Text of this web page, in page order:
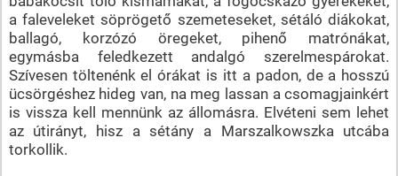
a faleveleket söprögető szemeteseket, sétáló diákokat,
ballagó, korzózó öregeket, pihenő matrónákat,
egymásba feledkezett andalgó szerelmespárokat.
Szívesen töltenénk el órákat is itt a padon, de a hosszú
ücsörgéshez hideg van, na meg lassan a csomagjainkért
is vissza kell mennünk az állomásra. Elvéteni sem lehet
az útirányt, hisz a sétány a Marszalkowszka utcába
torkollik.